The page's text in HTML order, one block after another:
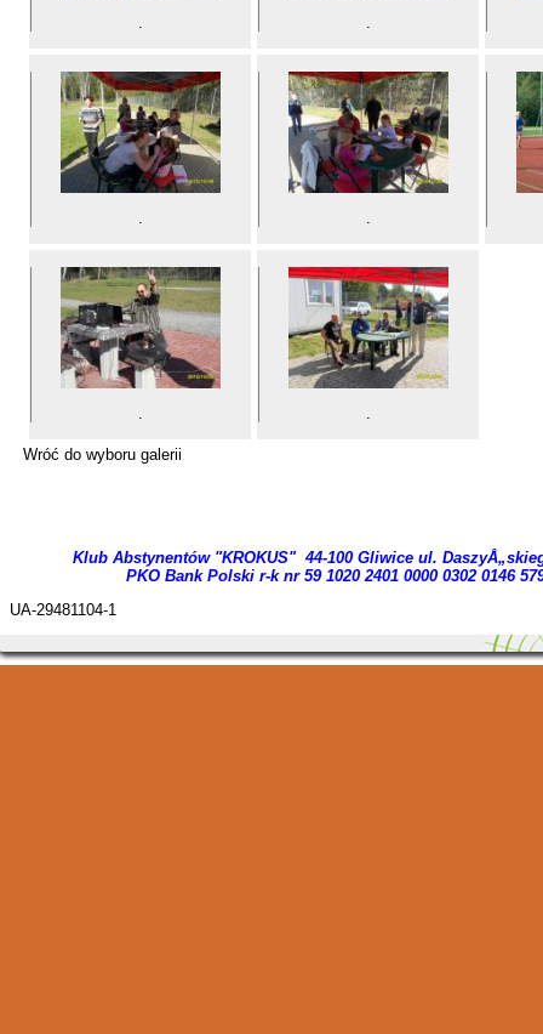
. .
. .
. .
Wróć do wyboru galerii
Klub Abstynentów "KROKUS" 44-100 Gliwice ul.
PKO Bank Polski r-k nr 59 1020 2401 0000 0302 0146
UA-29481104-1